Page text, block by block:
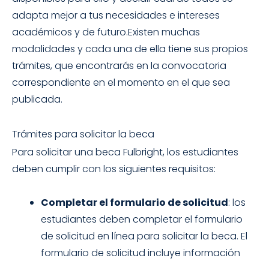
adapta mejor a tus necesidades e intereses
académicos y de futuro.Existen muchas
modalidades y cada una de ella tiene sus propios
trámites, que encontrarás en la convocatoria
correspondiente en el momento en el que sea
publicada.
Trámites para solicitar la beca
Para solicitar una beca Fulbright, los estudiantes
deben cumplir con los siguientes requisitos:
Completar el formulario de solicitud: los
estudiantes deben completar el formulario
de solicitud en línea para solicitar la beca. El
formulario de solicitud incluye información